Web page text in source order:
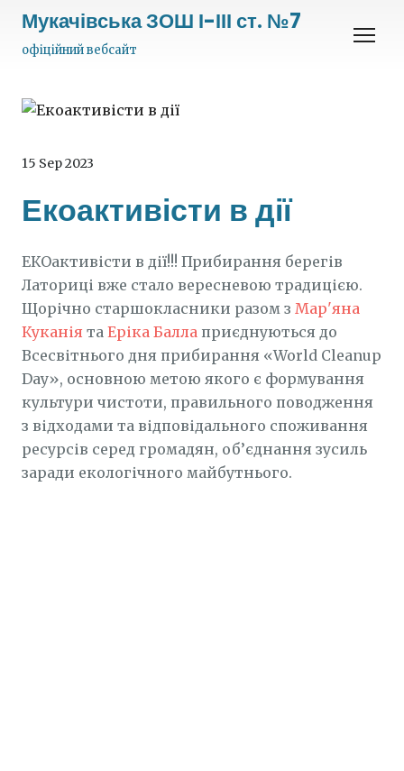
Мукачівська ЗОШ І-ІІІ ст. №7
офіційний вебсайт
15 Sep 2023
Екоактивісти в дії
ЕКОактивісти в дії!!! Прибирання берегів
Латориці вже стало вересневою традицією.
Щорічно старшокласники разом з Мар'яна
Куканія та Еріка Балла приєднуються до
Всесвітнього дня прибирання «World Cleanup
Day», основною метою якого є формування
культури чистоти, правильного поводження
з відходами та відповідального споживання
ресурсів серед громадян, об’єднання зусиль
заради екологічного майбутнього.